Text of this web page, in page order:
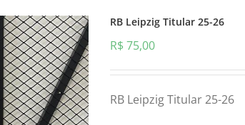
RB Leipzig Titular 25-26
R$ 75,00
RB Leipzig Titular 25-26